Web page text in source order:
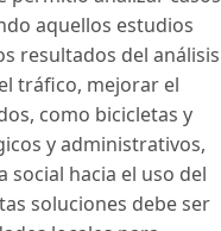
aquellos estudios
resultados del análisis
tráfico, mejorar el
como bicicletas y
y administrativos,
hacia el uso del
soluciones debe ser